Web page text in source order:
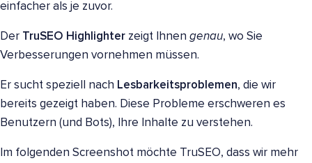
einfacher als je zuvor.
Der TruSEO Highlighter zeigt Ihnen genau, wo Sie
Verbesserungen vornehmen müssen.
Er sucht speziell nach Lesbarkeitsproblemen, die wir
bereits gezeigt haben. Diese Probleme erschweren es
Benutzern (und Bots), Ihre Inhalte zu verstehen.
Im folgenden Screenshot möchte TruSEO, dass wir mehr